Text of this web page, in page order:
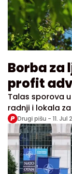
Borba za
profit
Talas sporova
radnji i lokala
Drugi pišu - 11. Jul